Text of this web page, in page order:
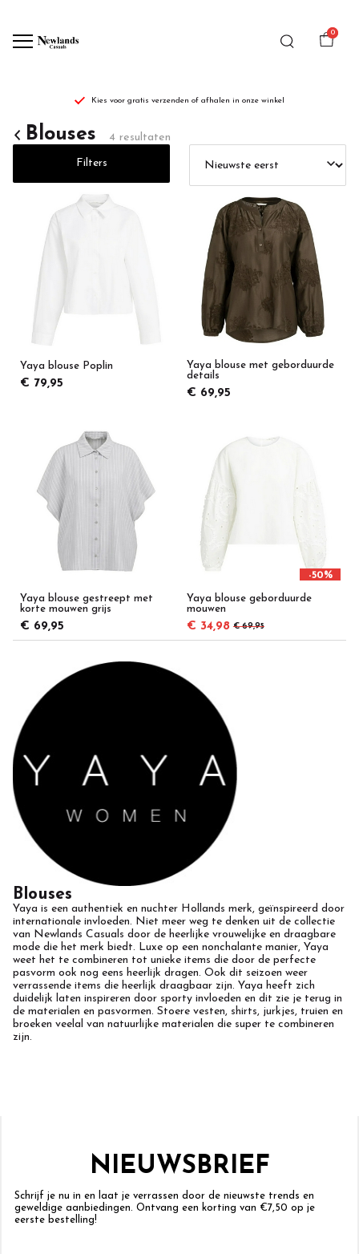
0
Kies voor gratis verzenden of afhalen in onze winkel
Blouses
Newlands
Casuals
Blouses 4 resultaten
Filters
Yaya blouse Poplin
€ 79,95
Yaya blouse met geborduurde
details
€ 69,95
Yaya blouse gestreept met
korte mouwen grijs
€ 69,95
-50%
Yaya blouse geborduurde
mouwen
€ 34,98 € 69,95
Blouses
Yaya is een authentiek en nuchter Hollands merk, geïnspireerd door
internationale invloeden. Niet meer weg te denken uit de collectie
van Newlands Casuals door de heerlijke vrouwelijke en draagbare
mode die het merk biedt. Luxe op een nonchalante manier, Yaya
weet het te combineren tot unieke items die door de perfecte
pasvorm ook nog eens heerlijk dragen. Ook dit seizoen weer
verrassende items die heerlijk draagbaar zijn. Yaya heeft zich
duidelijk laten inspireren door sporty invloeden en dit zie je terug in
de materialen en pasvormen. Stoere vesten, shirts, jurkjes, truien en
broeken veelal van natuurlijke materialen die super te combineren
zijn.
NIEUWSBRIEF
Schrijf je nu in en laat je verrassen door de nieuwste trends en
geweldige aanbiedingen. Ontvang een korting van €7,50 op je
eerste bestelling!